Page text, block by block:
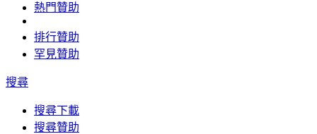
熱門贊助
排行贊助
罕見贊助
搜尋
搜尋下載
搜尋贊助